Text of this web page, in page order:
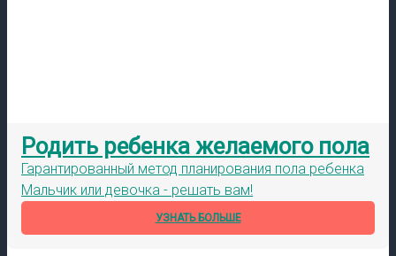
Родить ребенка желаемого пола
Гарантированный метод планирования пола ребенка
Мальчик или девочка - решать вам!
УЗНАТЬ БОЛЬШЕ